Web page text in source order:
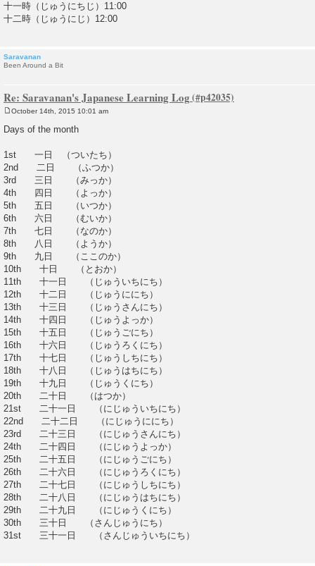
十一時（じゅうにちじ）11:00
十二時（じゅうにじ）12:00
Saravanan
Been Around a Bit
Re: Saravanan's Japanese Learning Log
s
October 14th, 2015 10:01 am
Days of the month
1st 一日 （ついたち）
2nd 二日 （ふつか）
3rd 三日 （みっか）
4th 四日 （よっか）
5th 五日 （いつか）
6th 六日 （むいか）
7th 七日 （なのか）
8th 八日 （ようか）
9th 九日 （ここのか）
10th 十日 （とおか）
11th 十一日 （じゅういちにち）
12th 十二日 （じゅうににち）
13th 十三日 （じゅうさんにち）
14th 十四日 （じゅうよっか）
15th 十五日 （じゅうごにち）
16th 十六日 （じゅうろくにち）
17th 十七日 （じゅうしちにち）
18th 十八日 （じゅうはちにち）
19th 十九日 （じゅうくにち）
20th 二十日 （はつか）
21st 二十一日 （にじゅういちにち）
22nd 二十二日 （にじゅうににち）
23rd 二十三日 （にじゅうさんにち）
24th 二十四日 （にじゅうよっか）
25th 二十五日 （にじゅうごにち）
26th 二十六日 （にじゅうろくにち）
27th 二十七日 （にじゅうしちにち）
28th 二十八日 （にじゅうはちにち）
29th 二十九日 （にじゅうくにち）
30th 三十日 （さんじゅうにち）
31st 三十一日 （さんじゅういちにち）